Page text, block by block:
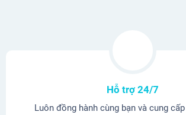
Hỗ trợ 24/7
Luôn đồng hành cùng bạn và cung